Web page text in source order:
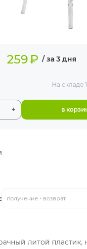
получение - возврат
259₽ / за 3 дня
+
На складе
в
литой пластик,